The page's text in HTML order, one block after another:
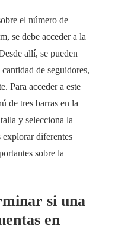
el número de
se debe acceder a la
allí, se pueden
de seguidores,
Para acceder a este
de tres barras en la
y selecciona la
diferentes
sobre la
si una
en